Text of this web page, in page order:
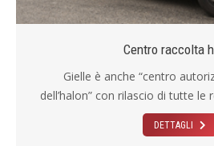
Centro raccolta
Gielle è anche “centro
dell’halon” con rilascio di tutte le
DETTAGLI